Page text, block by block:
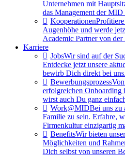
Unternehmen mit
das Management der
Kooperationen
Augenhöhe und werde
Academic Partner von
Karriere
JobsWir sind auf der
Entdecke jetzt unsere
bewirb Dich direkt bei uns.
Bewerbungsprozess
erfolgreichen Onboarding
wirst auch Du ganz
Work@MIDBei uns zu
Familie zu sein. Erfahre,
Firmenkultur einzigartig
BenefitsWir bieten
Möglichkeiten und
Dich selbst von unseren